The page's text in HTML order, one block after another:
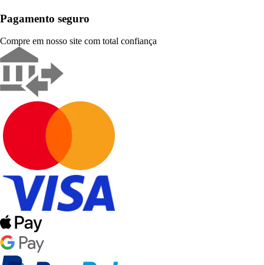
Pagamento seguro
Compre em nosso site com total confiança